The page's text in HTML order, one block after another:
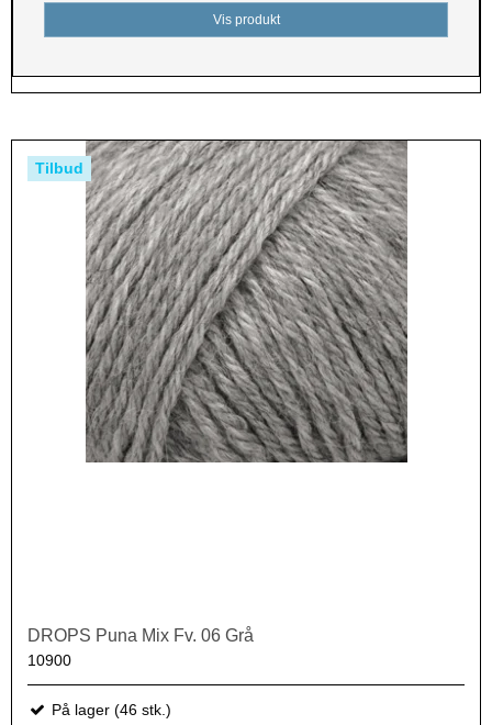
Vis produkt
Tilbud
DROPS Puna Mix Fv. 06 Grå
10900
På lager (46 stk.)